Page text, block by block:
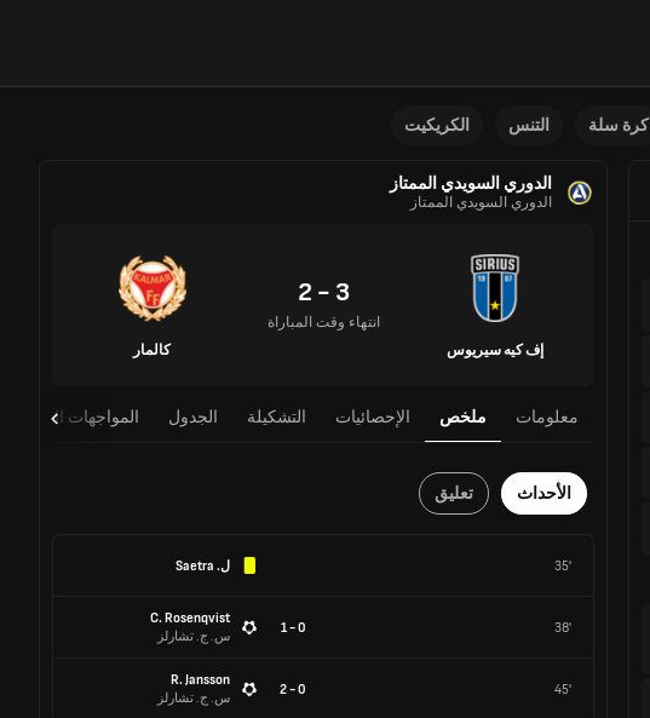
كرة سلة التنس الكريكيت
الدوري السويدي الممتاز
الدوري السويدي الممتاز
إف كيه سيريوس
3 - 2
انتهاء وقت المباراة
كالمار
معلومات ملخص الإحصائيات التشكيلة الجدول المواجهات المباشرة
الأحداث تعليق
35' ل. Saetra
38'
0 - 1
C. Rosenqvist
س. ج. تشارلز
45'
0 - 2
R. Jansson
س. ج. تشارلز